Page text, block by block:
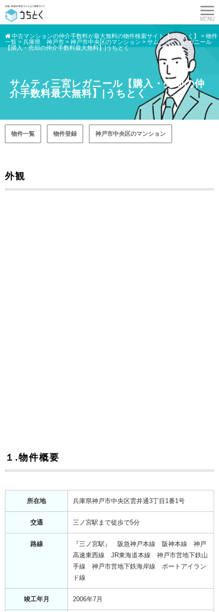
中古マンションの仲介手数料が最大無料の物件検索サイト【うちとく】 > 物件
一覧 > 兵庫県 神戸市 > 神戸市中央区のマンション > サムティ三宮レガニール
【購入・売却の仲介手数料最大無料】|うちとく
サムティ三宮レガニール【購入・売却の仲
介手数料最大無料】|うちとく
物件一覧 物件登録 神戸市中央区のマンション
外観
１.物件概要
所在地 兵庫県神戸市中央区雲井通3丁目1番1号
交通 三ノ宮駅まで徒歩で5分
路線
『三ノ宮駅』 阪急神戸本線 阪神本線 神戸
高速東西線 JR東海道本線 神戸市営地下鉄山
手線 神戸市営地下鉄海岸線 ポートアイラン
ド線
竣工年月 2006年7月